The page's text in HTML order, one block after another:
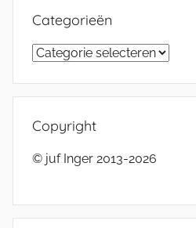
Categorieën
Categorieën
Copyright
© juf Inger 2013-2026